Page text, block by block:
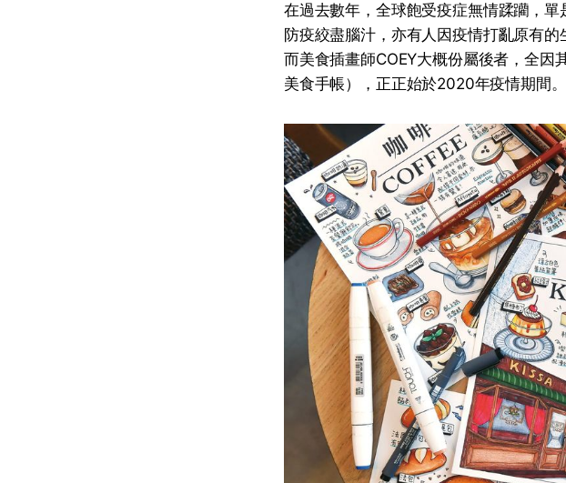
在過去數年，全球飽受疫症無情蹂躪，
防疫絞盡腦汁，亦有人因疫情打亂原有
而美食插畫師COEY大概份屬後者，全因
美食手帳），正正始於2020年疫情期間。